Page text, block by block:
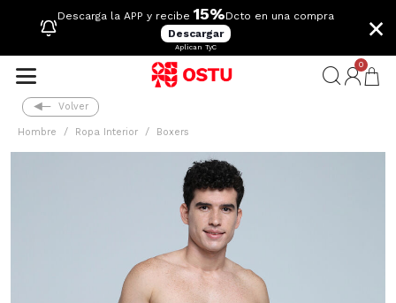
Descarga la APP y recibe 15%Dcto en una compra
Descargar
Aplican TyC
×
0
Volver
Hombre Ropa Interior Boxers